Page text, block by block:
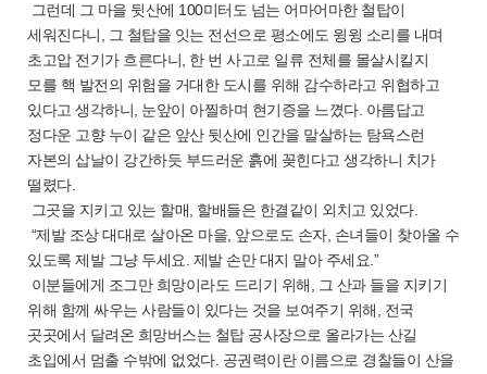
그런데 그 마을 뒷산에 100미터도 넘는 어마어마한 철탑이
세워진다니, 그 철탑을 잇는 전선으로 평소에도 윙윙 소리를 내며
초고압 전기가 흐른다니, 한 번 사고로 일류 전체를 몰살시킬지
모를 핵 발전의 위험을 거대한 도시를 위해 감수하라고 위협하고
있다고 생각하니, 눈앞이 아찔하며 현기증을 느꼈다. 아름답고
정다운 고향 누이 같은 앞산 뒷산에 인간을 말살하는 탐욕스런
자본의 삽날이 강간하듯 부드러운 흙에 꽂힌다고 생각하니 치가
떨렸다.
그곳을 지키고 있는 할매, 할배들은 한결같이 외치고 있었다.
“제발 조상 대대로 살아온 마을, 앞으로도 손자, 손녀들이 찾아올 수
있도록 제발 그냥 두세요. 제발 손만 대지 말아 주세요.”
이분들에게 조그만 희망이라도 드리기 위해, 그 산과 들을 지키기
위해 함께 싸우는 사람들이 있다는 것을 보여주기 위해, 전국
곳곳에서 달려온 희망버스는 철탑 공사장으로 올라가는 산길
초입에서 멈출 수밖에 없었다. 공권력이란 이름으로 경찰들이 산을